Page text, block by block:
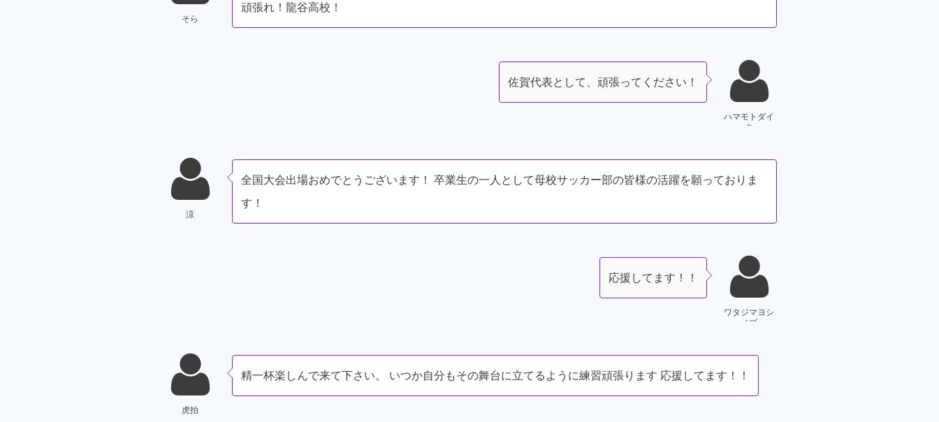
そら
頑張れ！龍谷高校！
ハマモトダイ
キ
佐賀代表として、頑張ってください！
涼
全国大会出場おめでとうございます！ 卒業生の一人として母校サッカー部の皆様の活躍を願っておりま
す！
ワタジマヨシ
ノブ
応援してます！！
虎拍
精一杯楽しんで来て下さい。 いつか自分もその舞台に立てるように練習頑張ります 応援してます！！